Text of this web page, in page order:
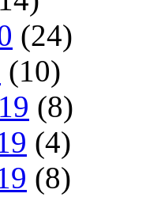
(24)
(10)
(8)
(4)
(8)